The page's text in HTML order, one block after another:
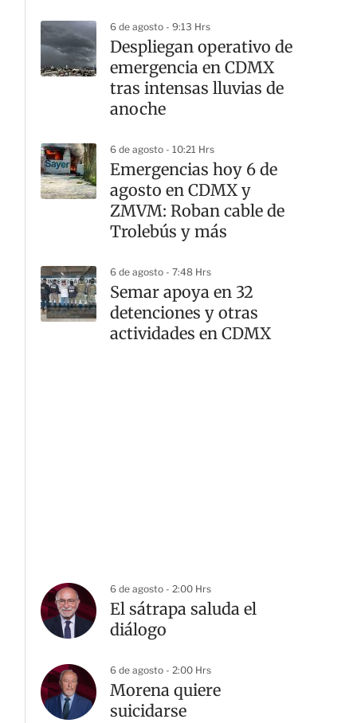
6 de agosto - 9:13 Hrs
Despliegan operativo de
emergencia en CDMX
tras intensas lluvias de
anoche
6 de agosto - 10:21 Hrs
Emergencias hoy 6 de
agosto en CDMX y
ZMVM: Roban cable de
Trolebús y más
6 de agosto - 7:48 Hrs
Semar apoya en 32
detenciones y otras
actividades en CDMX
6 de agosto - 2:00 Hrs
El sátrapa saluda el
diálogo
6 de agosto - 2:00 Hrs
Morena quiere
suicidarse